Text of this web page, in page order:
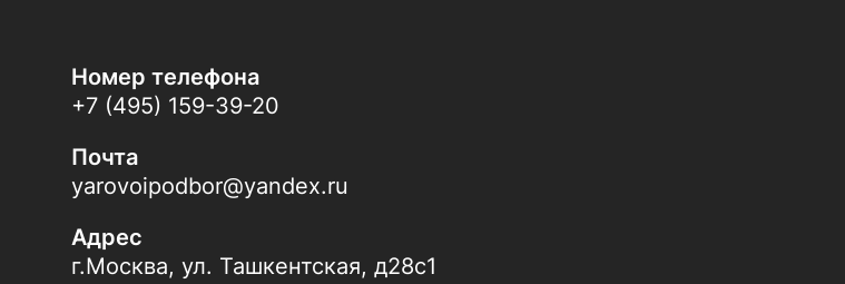
Номер телефона
+7 (495) 159-39-20
Почта
yarovoipodbor@yandex.ru
Адрес
г.Москва, ул. Ташкентская, д28с1